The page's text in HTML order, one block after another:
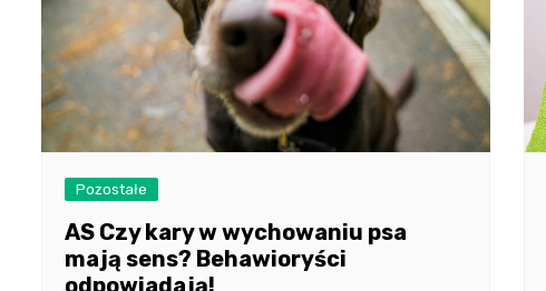
Pozostałe
AS Czy kary w wychowaniu psa
mają sens? Behawioryści
odpowiadają!